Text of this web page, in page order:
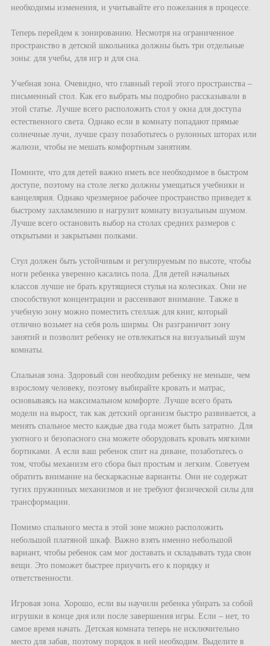
необходимы изменения, и учитывайте его пожелания в процессе.
Теперь перейдем к зонированию. Несмотря на ограниченное
пространство в детской школьника должны быть три отдельные
зоны: для учебы, для игр и для сна.
Учебная зона. Очевидно, что главный герой этого пространства –
письменный стол. Как его выбрать мы подробно рассказывали в
этой статье. Лучше всего расположить стол у окна для доступа
естественного света. Однако если в комнату попадают прямые
солнечные лучи, лучше сразу позаботьтесь о рулонных шторах или
жалюзи, чтобы не мешать комфортным занятиям.
Помните, что для детей важно иметь все необходимое в быстром
доступе, поэтому на столе легко должны умещаться учебники и
канцелярия. Однако чрезмерное рабочее пространство приведет к
быстрому захламлению и нагрузит комнату визуальным шумом.
Лучше всего остановить выбор на столах средних размеров с
открытыми и закрытыми полками.
Стул должен быть устойчивым и регулируемым по высоте, чтобы
ноги ребенка уверенно касались пола. Для детей начальных
классов лучше не брать крутящиеся стулья на колесиках. Они не
способствуют концентрации и рассеивают внимание. Также в
учебную зону можно поместить стеллаж для книг, который
отлично возьмет на себя роль ширмы. Он разграничит зону
занятий и позволит ребенку не отвлекаться на визуальный шум
комнаты.
Спальная зона. Здоровый сон необходим ребенку не меньше, чем
взрослому человеку, поэтому выбирайте кровать и матрас,
основываясь на максимальном комфорте. Лучше всего брать
модели на вырост, так как детский организм быстро развивается, а
менять спальное место каждые два года может быть затратно. Для
уютного и безопасного сна можете оборудовать кровать мягкими
бортиками. А если ваш ребенок спит на диване, позаботьтесь о
том, чтобы механизм его сбора был простым и легким. Советуем
обратить внимание на бескаркасные варианты. Они не содержат
тугих пружинных механизмов и не требуют физической силы для
трансформации.
Помимо спального места в этой зоне можно расположить
небольшой платяной шкаф. Важно взять именно небольшой
вариант, чтобы ребенок сам мог доставать и складывать туда свои
вещи. Это поможет быстрее приучить его к порядку и
ответственности.
Игровая зона. Хорошо, если вы научили ребенка убирать за собой
игрушки в конце дня или после завершения игры. Если – нет, то
самое время начать. Детская комната теперь не исключительно
место для забав, поэтому порядок в ней необходим. Выделите в